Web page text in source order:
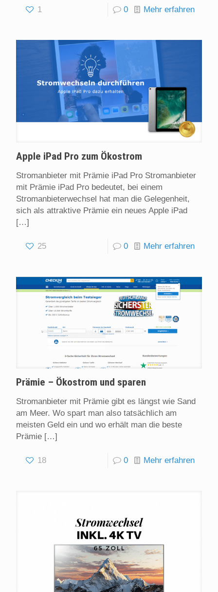
1 0 Mehr erfahren
Apple iPad Pro zum Ökostrom
Stromanbieter mit Prämie iPad Pro Stromanbieter
mit Prämie iPad Pro bedeutet, bei einem
Stromanbieterwechsel hat man die Gelegenheit,
sich als attraktive Prämie ein neues Apple iPad
[…]
25 0 Mehr erfahren
Prämie – Ökostrom und sparen
Stromanbieter mit Prämie gibt es längst wie Sand
am Meer. Wo spart man also tatsächlich am
meisten Geld ein und wo erhält man die beste
Prämie […]
18 0 Mehr erfahren